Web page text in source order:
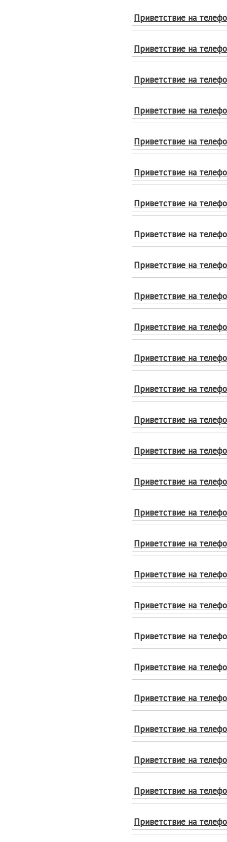
Приветствие на
Приветствие на
Приветствие на
Приветствие на
Приветствие на
Приветствие на
Приветствие на
Приветствие на
Приветствие на
Приветствие на
Приветствие на
Приветствие на
Приветствие на
Приветствие на
Приветствие на
Приветствие на
Приветствие на
Приветствие на
Приветствие на
Приветствие на
Приветствие на
Приветствие на
Приветствие на
Приветствие на
Приветствие на
Приветствие на
Приветствие на